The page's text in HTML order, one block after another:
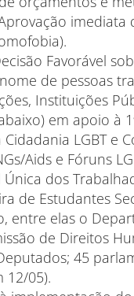
Favorável
de pessoas
Instituições
em apoio
LGBT e
Aids e Fóruns
dos
de Estudantes
entre elas o
de Direitos
45
12/05).